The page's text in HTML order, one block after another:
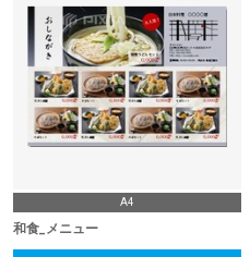
A4
和食_メニュー